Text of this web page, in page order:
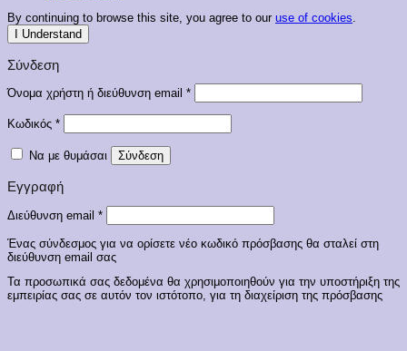
By continuing to browse this site, you agree to our use of cookies
I Understand
Σύνδεση
Όνομα χρήστη ή διεύθυνση email *Απαιτείται
Κωδικός *Απαιτείται
Να με θυμάσαι Σύνδεση
Εγγραφή
Διεύθυνση email *Απαιτείται
Ένας σύνδεσμος για να ορίσετε νέο κωδικό πρόσβασης θα σταλεί στη
διεύθυνση email σας
Τα προσωπικά σας δεδομένα θα χρησιμοποιηθούν για την υποστήριξη της
εμπειρίας σας σε αυτόν τον ιστότοπο, για τη διαχείριση της πρόσβασης